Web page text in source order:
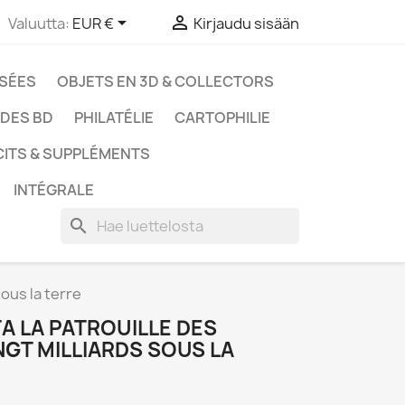
Valuutta: EUR €  Kirjaudu sisään
OBJETS EN 3D & COLLECTORS
BD PHILATÉLIE
CARTOPHILIE
& SUPPLÉMENTS
INTÉGRALE
search
la terre
LA PATROUILLE DES
MILLIARDS SOUS LA